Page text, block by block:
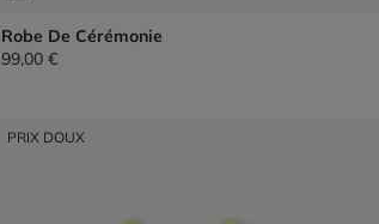
Robe De Cérémonie
99,00 €
PRIX DOUX